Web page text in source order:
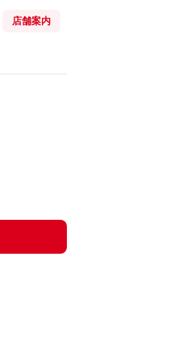
店舗案内